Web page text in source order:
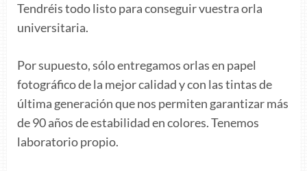
Tendréis todo listo para conseguir vuestra orla
universitaria.
Por supuesto, sólo entregamos orlas en papel
fotográfico de la mejor calidad y con las tintas de
última generación que nos permiten garantizar más
de 90 años de estabilidad en colores. Tenemos
laboratorio propio.